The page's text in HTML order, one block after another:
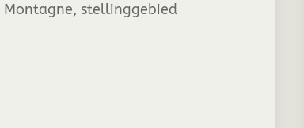
stellinggebied